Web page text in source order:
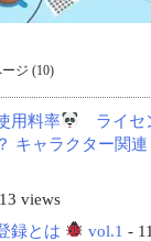
ジ (10)
用料率
ライセ
キャラクター関連
views
録とは
vol.1 -